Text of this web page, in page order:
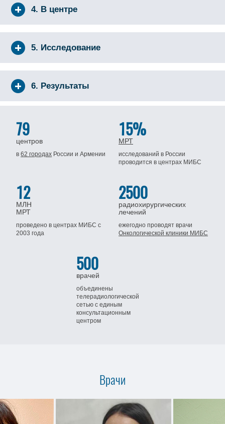
4. В центре
5. Исследование
6. Результаты
79
центров
в62 городах Россиии Армении
15%
МРТ
исследований в России
проводится в центрах МИБС
12
МЛН
МРТ
проведено в центрах МИБСс
2003 года
2500
радиохирургических
лечений
ежегодно проводят врачи
Онкологической клиники МИБС
500
врачей
объединены
телерадиологической
сетью с единым
консультационным
центром
Врачи